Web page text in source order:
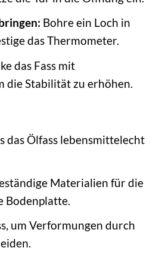
Bohre ein Loch in
das Thermometer.
das Fass mit
die Stabilität zu erhöhen.
das Ölfass lebensmittelecht
Materialien für die
Bodenplatte.
um Verformungen durch